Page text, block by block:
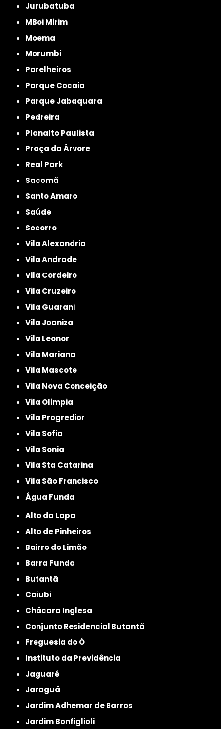
Jurubatuba
MBoi Mirim
Moema
Morumbi
Parelheiros
Parque Cocaia
Parque Jabaquara
Pedreira
Planalto Paulista
Praça da Árvore
Real Park
Sacomã
Santo Amaro
Saúde
Socorro
Vila Alexandria
Vila Andrade
Vila Cordeiro
Vila Cruzeiro
Vila Guarani
Vila Joaniza
Vila Leonor
Vila Mariana
Vila Mascote
Vila Nova Conceição
Vila Olimpia
Vila Progredior
Vila Sofia
Vila Sonia
Vila Sta Catarina
Vila São Francisco
Água Funda
Alto da Lapa
Alto de Pinheiros
Bairro do Limão
Barra Funda
Butantã
Caiubi
Chácara Inglesa
Conjunto Residencial Butantã
Freguesia do Ó
Instituto da Previdência
Jaguaré
Jaraguá
Jardim Adhemar de Barros
Jardim Bonfiglioli